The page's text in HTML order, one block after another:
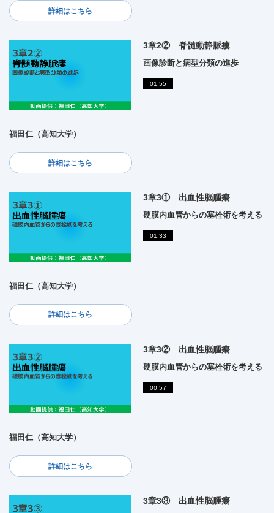
詳細はこちら
3章2② 脊髄動静脈瘻
画像診断と病型分類の進歩
01:55
福田仁（高知大学）
詳細はこちら
3章3① 出血性脳腫瘍
硬膜内血管からの塞栓術を考える
01:33
福田仁（高知大学）
詳細はこちら
3章3② 出血性脳腫瘍
硬膜内血管からの塞栓術を考える
00:57
福田仁（高知大学）
詳細はこちら
3章3③ 出血性脳腫瘍